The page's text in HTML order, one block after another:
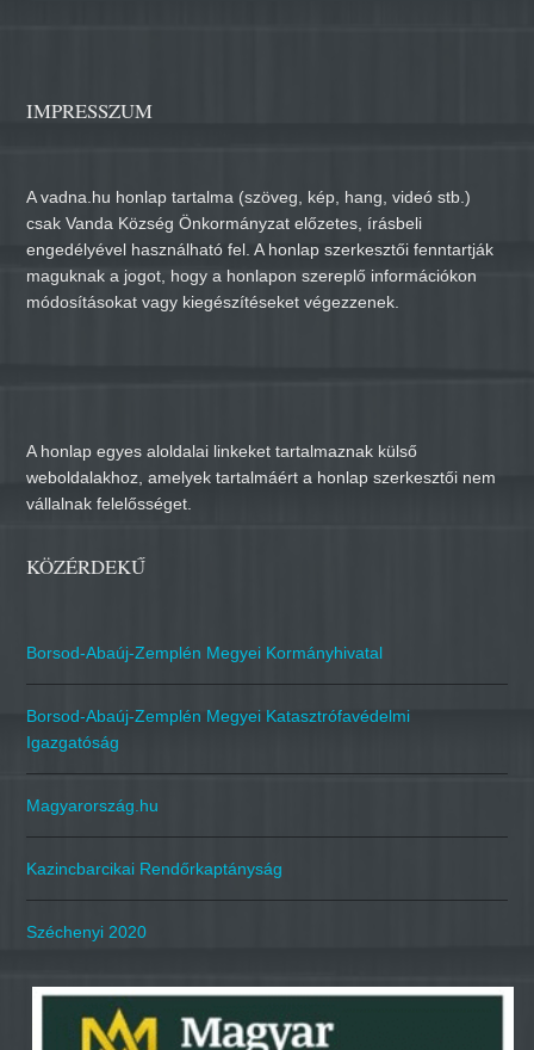
IMPRESSZUM
A vadna.hu honlap tartalma (szöveg, kép, hang, videó stb.)
csak Vanda Község Önkormányzat előzetes, írásbeli
engedélyével használható fel. A honlap szerkesztői fenntartják
maguknak a jogot, hogy a honlapon szereplő információkon
módosításokat vagy kiegészítéseket végezzenek.
A honlap egyes aloldalai linkeket tartalmaznak külső
weboldalakhoz, amelyek tartalmáért a honlap szerkesztői nem
vállalnak felelősséget.
KÖZÉRDEKŰ
Borsod-Abaúj-Zemplén Megyei Kormányhivatal
Borsod-Abaúj-Zemplén Megyei Katasztrófavédelmi
Igazgatóság
Magyarország.hu
Kazincbarcikai Rendőrkaptányság
Széchenyi 2020